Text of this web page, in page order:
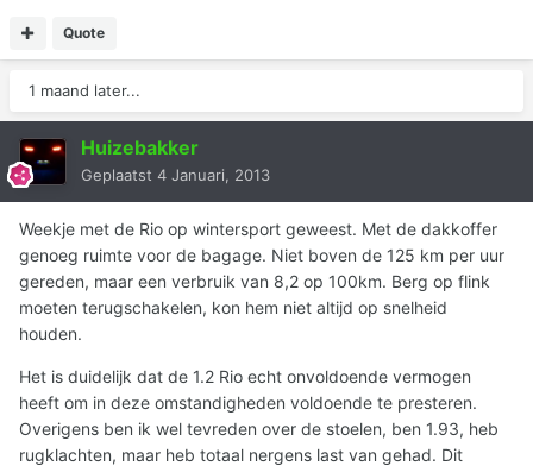
Quote
1 maand later...
Huizebakker
Geplaatst 4 Januari, 2013
Weekje met de Rio op wintersport geweest. Met de dakkoffer
genoeg ruimte voor de bagage. Niet boven de 125 km per uur
gereden, maar een verbruik van 8,2 op 100km. Berg op flink
moeten terugschakelen, kon hem niet altijd op snelheid
houden.
Het is duidelijk dat de 1.2 Rio echt onvoldoende vermogen
heeft om in deze omstandigheden voldoende te presteren.
Overigens ben ik wel tevreden over de stoelen, ben 1.93, heb
rugklachten, maar heb totaal nergens last van gehad. Dit